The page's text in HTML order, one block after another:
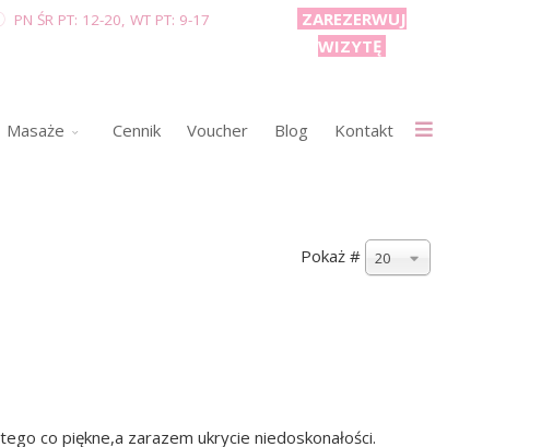
PN ŚR PT: 12-20, WT PT: 9-17
ZAREZERWUJ
WIZYTĘ
Masaże Cennik Voucher Blog Kontakt
Pokaż # 20
co piękne,a zarazem ukrycie niedoskonałości.